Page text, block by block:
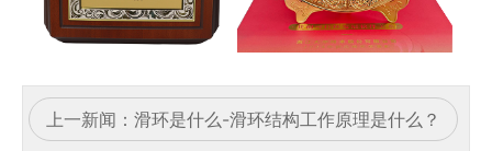
上一新闻： 滑环是什么-滑环结构工作原理是什么？